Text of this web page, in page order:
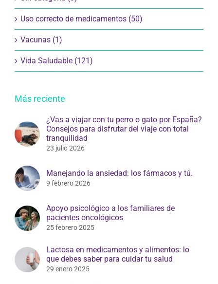
Uso correcto de medicamentos (50)
Vacunas (1)
Vida Saludable (121)
Más reciente
¿Vas a viajar con tu perro o gato por España?
Consejos para disfrutar del viaje con total
tranquilidad
23 julio 2026
Manejando la ansiedad: los fármacos y tú.
9 febrero 2026
Apoyo psicológico a los familiares de
pacientes oncológicos
25 febrero 2025
Lactosa en medicamentos y alimentos: lo
que debes saber para cuidar tu salud
29 enero 2025